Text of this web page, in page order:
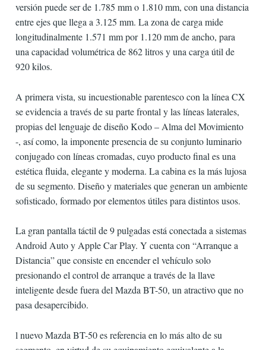
versión puede ser de 1.785 mm o 1.810 mm, con una distancia
entre ejes que llega a 3.125 mm. La zona de carga mide
longitudinalmente 1.571 mm por 1.120 mm de ancho, para
una capacidad volumétrica de 862 litros y una carga útil de
920 kilos.
A primera vista, su incuestionable parentesco con la línea CX
se evidencia a través de su parte frontal y las líneas laterales,
propias del lenguaje de diseño Kodo – Alma del Movimiento
-, así como, la imponente presencia de su conjunto luminario
conjugado con líneas cromadas, cuyo producto final es una
estética fluida, elegante y moderna. La cabina es la más lujosa
de su segmento. Diseño y materiales que generan un ambiente
sofisticado, formado por elementos útiles para distintos usos.
La gran pantalla táctil de 9 pulgadas está conectada a sistemas
Android Auto y Apple Car Play. Y cuenta con “Arranque a
Distancia” que consiste en encender el vehículo solo
presionando el control de arranque a través de la llave
inteligente desde fuera del Mazda BT-50, un atractivo que no
pasa desapercibido.
l nuevo Mazda BT-50 es referencia en lo más alto de su